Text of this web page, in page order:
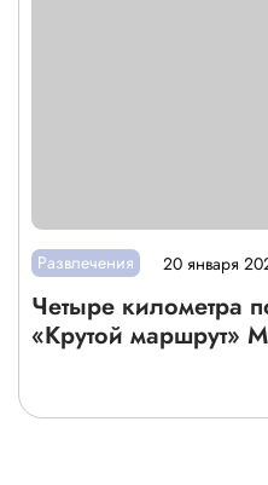
Развлечения 20 января
Четыре километра
«Крутой маршрут»